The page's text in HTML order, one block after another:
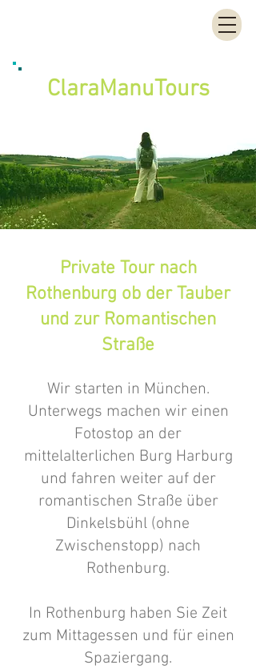
ClaraManuTours
Private Tour nach
Rothenburg ob der Tauber
und zur Romantischen
Straße
Wir starten in München.
Unterwegs machen wir einen
Fotostop an der
mittelalterlichen Burg Harburg
und fahren weiter auf der
romantischen Straße über
Dinkelsbühl (ohne
Zwischenstopp) nach
Rothenburg.
In Rothenburg haben Sie Zeit
zum Mittagessen und für einen
Spaziergang.